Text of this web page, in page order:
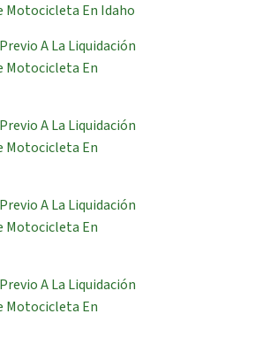
Motocicleta En Idaho
A La Liquidación
Motocicleta En
A La Liquidación
Motocicleta En
A La Liquidación
Motocicleta En
A La Liquidación
Motocicleta En